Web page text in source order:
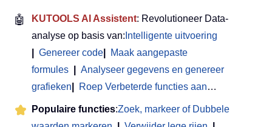
🤖 KUTOOLS AI Assistent: Revolutioneer Data-
analyse op basis van: Intelligente uitvoering
Genereer code
Maak aangepaste
formules
Analyseer gegevens en genereer
grafieken
Roep Verbeterde functies aan…
Populaire functies:Zoek, markeer of Dubbele